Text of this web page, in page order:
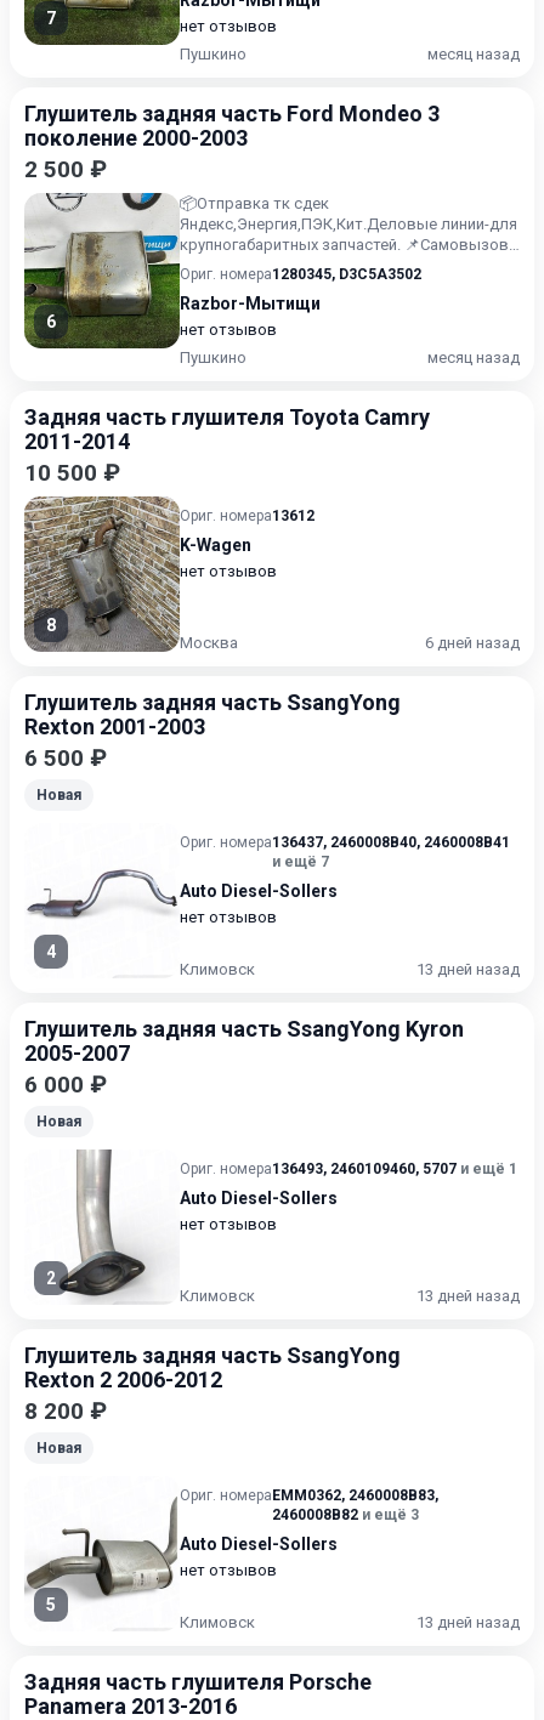
7
нет отзывов
Пушкино
месяц назад
Глушитель задняя часть Ford Mondeo 3
поколение 2000-2003
2 500 ₽
6
📦Отправка тк сдек
Яндекс,Энергия,ПЭК,Кит.Деловые линии-для
крупногабаритных запчастей. 📌Самовызов
можно осуществить по адресу:
1️⃣Мытищинск...
Ориг. номера1280345, D3C5A3502
Razbor-Мытищи
нет отзывов
Пушкино
месяц назад
Задняя часть глушителя Toyota Camry
2011-2014
10 500 ₽
8
Ориг. номера13612
K-Wagen
нет отзывов
Москва 6 дней назад
Глушитель задняя часть SsangYong
Rexton 2001-2003
6 500 ₽
Новая
4
Ориг. номера136437, 2460008B40, 2460008B41
и ещё 7
Auto Diesel-Sollers
нет отзывов
Климовск 13 дней назад
Глушитель задняя часть SsangYong Kyron
2005-2007
6 000 ₽
Новая
2
Ориг. номера136493, 2460109460, 5707 и ещё 1
Auto Diesel-Sollers
нет отзывов
Климовск 13 дней назад
Глушитель задняя часть SsangYong
Rexton 2 2006-2012
8 200 ₽
Новая
5
Ориг. номера EMM0362, 2460008B83,
2460008B82 и ещё 3
Auto Diesel-Sollers
нет отзывов
Климовск 13 дней назад
Задняя часть глушителя Porsche
Panamera 2013-2016